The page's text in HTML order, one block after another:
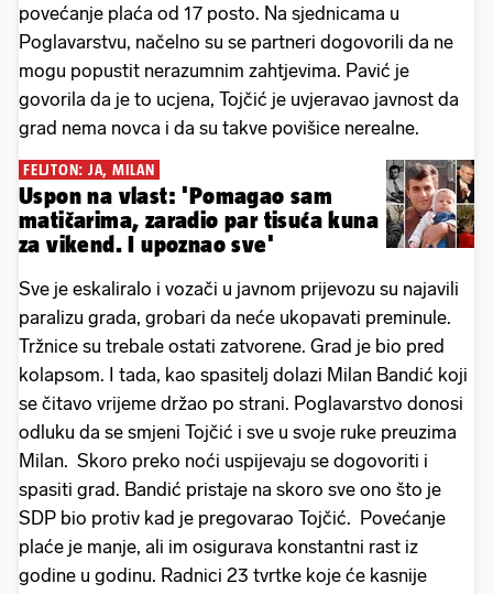
povećanje plaća od 17 posto. Na sjednicama u
Poglavarstvu, načelno su se partneri dogovorili da ne
mogu popustit nerazumnim zahtjevima. Pavić je
govorila da je to ucjena, Tojčić je uvjeravao javnost da
grad nema novca i da su takve povišice nerealne.
FELJTON: JA, MILAN
Uspon na vlast: 'Pomagao sam
matičarima, zaradio par tisuća kuna
za vikend. I upoznao sve'
Sve je eskaliralo i vozači u javnom prijevozu su najavili
paralizu grada, grobari da neće ukopavati preminule.
Tržnice su trebale ostati zatvorene. Grad je bio pred
kolapsom. I tada, kao spasitelj dolazi Milan Bandić koji
se čitavo vrijeme držao po strani. Poglavarstvo donosi
odluku da se smjeni Tojčić i sve u svoje ruke preuzima
Milan. Skoro preko noći uspijevaju se dogovoriti i
spasiti grad. Bandić pristaje na skoro sve ono što je
SDP bio protiv kad je pregovarao Tojčić. Povećanje
plaće je manje, ali im osigurava konstantni rast iz
godine u godinu. Radnici 23 tvrtke koje će kasnije